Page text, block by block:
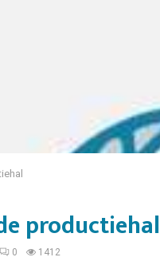
productiehal
0 1412